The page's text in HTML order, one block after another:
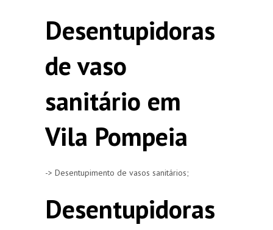
Desentupidoras
de vaso
sanitário em
Vila Pompeia
-> Desentupimento de vasos sanitários;
Desentupidoras